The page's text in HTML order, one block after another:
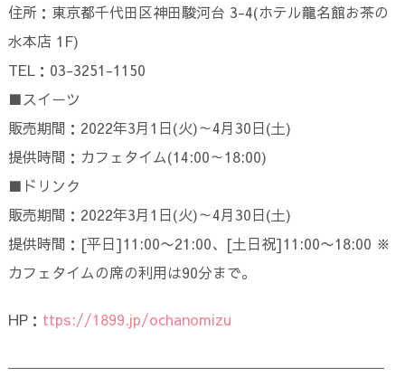
住所：東京都千代田区神田駿河台 3-4(ホテル龍名館お茶の
水本店 1F)
TEL：03-3251-1150
■スイーツ
販売期間：2022年3月1日(火)～4月30日(土)
提供時間：カフェタイム(14:00～18:00)
■ドリンク
販売期間：2022年3月1日(火)～4月30日(土)
提供時間：[平日]11:00〜21:00、[土日祝]11:00〜18:00 ※
カフェタイムの席の利用は90分まで。
HP： ttps://1899.jp/ochanomizu
――――――――――――――――――――――――――